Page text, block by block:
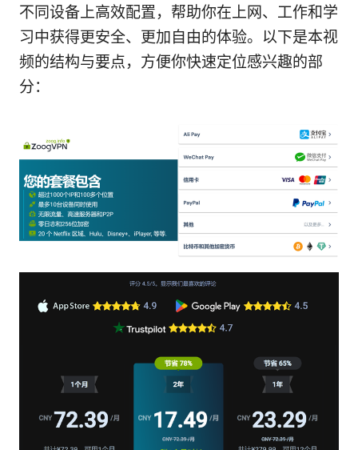
不同设备上高效配置，帮助你在上网、工作和学
习中获得更安全、更加自由的体验。以下是本视
频的结构与要点，方便你快速定位感兴趣的部
分：